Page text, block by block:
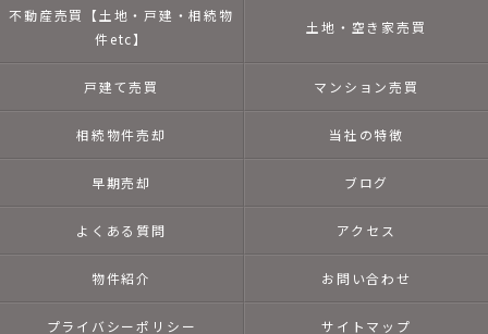
不動産売買【土地・戸建・相続物
件etc】
土地・空き家売買
戸建て売買 マンション売買
相続物件売却 当社の特徴
早期売却 ブログ
よくある質問 アクセス
物件紹介 お問い合わせ
プライバシーポリシー サイトマップ